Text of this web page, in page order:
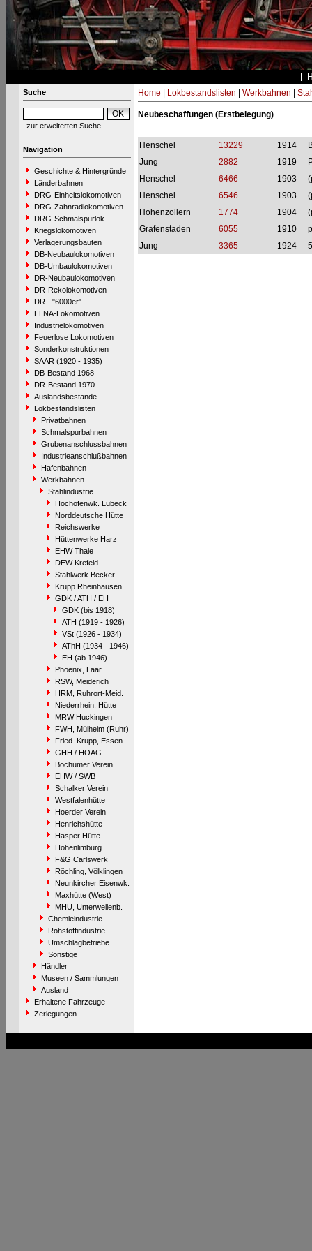
Suche
zur erweiterten Suche
Navigation
Geschichte & Hintergründe
Länderbahnen
DRG-Einheitslokomotiven
DRG-Zahnradlokomotiven
DRG-Schmalspurlok.
Kriegslokomotiven
Verlagerungsbauten
DB-Neubaulokomotiven
DB-Umbaulokomotiven
DR-Neubaulokomotiven
DR-Rekolokomotiven
DR - "6000er"
ELNA-Lokomotiven
Industrielokomotiven
Feuerlose Lokomotiven
Sonderkonstruktionen
SAAR (1920 - 1935)
DB-Bestand 1968
DR-Bestand 1970
Auslandsbestände
Lokbestandslisten
Privatbahnen
Schmalspurbahnen
Grubenanschlussbahnen
Industrieanschlußbahnen
Hafenbahnen
Werkbahnen
Stahlindustrie
Hochofenwk. Lübeck
Norddeutsche Hütte
Reichswerke
Hüttenwerke Harz
EHW Thale
DEW Krefeld
Stahlwerk Becker
Krupp Rheinhausen
GDK / ATH / EH
GDK (bis 1918)
ATH (1919 - 1926)
VSt (1926 - 1934)
AThH (1934 - 1946)
EH (ab 1946)
Phoenix, Laar
RSW, Meiderich
HRM, Ruhrort-Meid.
Niederrhein. Hütte
MRW Huckingen
FWH, Mülheim (Ruhr)
Fried. Krupp, Essen
GHH / HOAG
Bochumer Verein
EHW / SWB
Schalker Verein
Westfalenhütte
Hoerder Verein
Henrichshütte
Hasper Hütte
Hohenlimburg
F&G Carlswerk
Röchling, Völklingen
Neunkircher Eisenwk.
Maxhütte (West)
MHU, Unterwellenb.
Chemieindustrie
Rohstoffindustrie
Umschlagbetriebe
Sonstige
Händler
Museen / Sammlungen
Ausland
Erhaltene Fahrzeuge
Zerlegungen
Home Lokbestandslisten Werkbahnen
Neubeschaffungen (Erstbelegung)
Henschel 13229 1914
Jung
2882 1919
Henschel
6466 1903
Henschel
6546 1903
Hohenzollern
1774 1904
Grafenstaden
6055 1910
Jung
3365 1924